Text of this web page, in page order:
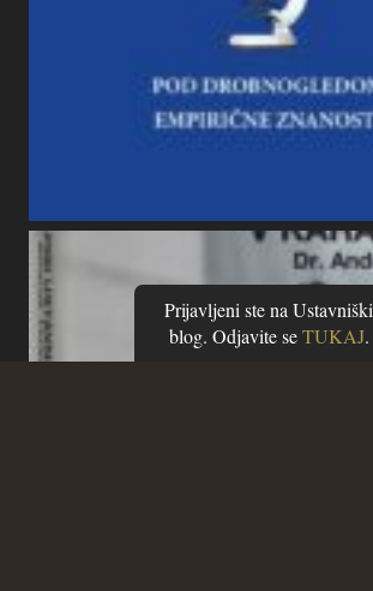
Prijavljeni ste na Ustavniški
blog. Odjavite seTUKAJ.